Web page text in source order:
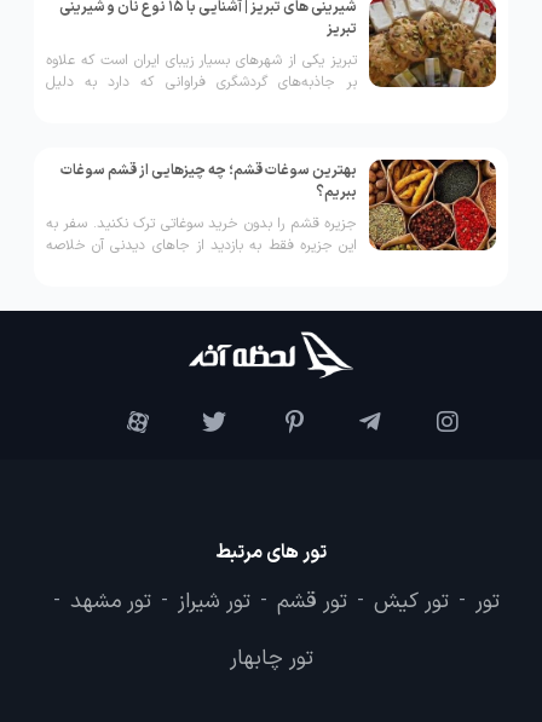
شیرینی های تبریز | آشنایی با 15 نوع نان و شیرینی
تبریز
تبریز یکی از شهرهای بسیار زیبای ایران است که علاوه
بر جاذبه‌های گردشگری فراوانی که دارد به دلیل
بهترین سوغات قشم؛ چه چیزهایی از قشم سوغات
ببریم؟
جزیره قشم را بدون خرید سوغاتی ترک نکنید. سفر به
این جزیره فقط به بازدید از جاهای دیدنی آن خلاصه
هستند. شما می‌توانید از میان گزینه‌های متعدد،
سوغاتی مناسب برای خود یا بستگان‌ خریداری کنید. در
ادامه، محبوب‌ترین سوغات قشم را معرفی می‌کنیم.
تور های مرتبط
تور - تور کیش - تور قشم - تور شیراز - تور مشهد -
تور چابهار